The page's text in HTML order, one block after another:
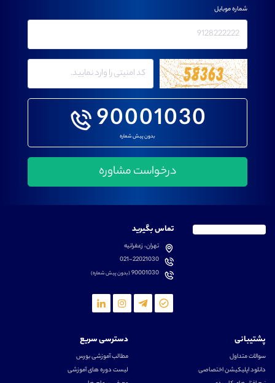
90001030
بدون پیش شماره
شماره موبایل
تماس بگیرید
تهران، زعفرانیه
021-22021030
90001030(بدون پیش شماره)
پشتیبانی
سوالات متداول
دانلود اپلیکیشن اختصاصی
دسترسی سریع
مطالب آموزشی بورس
لیست دوره های آموزشی